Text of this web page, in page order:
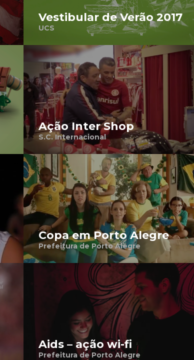
Vestibular de Verão 2017
UCS
Ação Inter Shop
S.C. Internacional
Copa em Porto Alegre
Prefeitura de Porto Alegre
Aids – ação wi-fi
Prefeitura de Porto Alegre